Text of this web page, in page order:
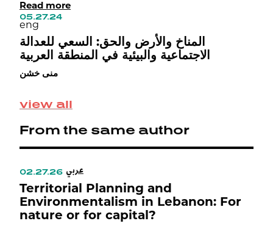
view all
Read more
05.27.24
eng
المناخ والأرض والحق: السعي للعدالة
الاجتماعية والبيئية في المنطقة العربية
منى خشن
From the same author
02.27.26 عربي
Territorial Planning and
Environmentalism in Lebanon: For
nature or for capital?